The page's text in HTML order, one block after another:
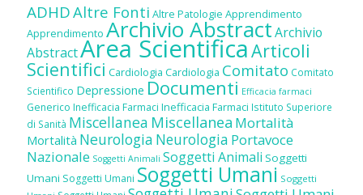
ADHDAltre Fonti Altre Patologie Apprendimento
Apprendimento Archivio AbstractArchivio
AbstractArea ScientificaArticoli
Scientifici Cardiologia Cardiologia Comitato Comitato
Scientifico Depressione Documenti Efficacia farmaci
Generico Inefficacia Farmaci Inefficacia Farmaci Istituto Superiore
di Sanità Miscellanea Miscellanea Mortalità
Mortalità Neurologia Neurologia Portavoce
Nazionale Soggetti Animali Soggetti Animali Soggetti
Umani Soggetti Umani Soggetti Umani Soggetti